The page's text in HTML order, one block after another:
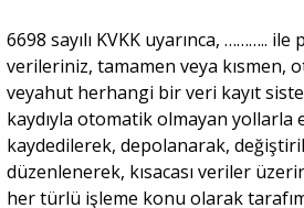
Kültür - Sanat
Ekonomi
Dünya
6698 sayılı KVKK uyarınca, ……….. ile
verileriniz, tamamen veya kısmen,
veyahut herhangi bir veri kayıt
kaydıyla otomatik olmayan yollarla
kaydedilerek, depolanarak,
düzenlenerek, kısacası veriler
her türlü işleme konu olarak